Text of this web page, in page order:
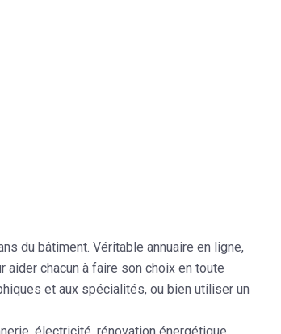
du bâtiment. Véritable annuaire en ligne,
aider chacun à faire son choix en toute
et aux spécialités, ou bien utiliser un
électricité, rénovation énergétique,